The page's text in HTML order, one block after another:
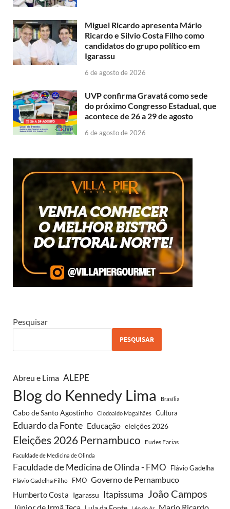
Miguel Ricardo apresenta Mário
Ricardo e Silvio Costa Filho como
candidatos do grupo político em
Igarassu
6 de agosto de 2026
UVP confirma Gravatá como sede
do próximo Congresso Estadual, que
acontece de 26 a 29 de agosto
6 de agosto de 2026
Pesquisar
PESQUISAR
Abreu e Lima ALEPE
Blog do Kennedy Lima Brasília
Cabo de Santo Agostinho Clodoaldo Magalhães Cultura
Eduardo da Fonte Educação eleições 2026
Eleições 2026 Pernambuco Eudes Farias
Faculdade de Medicina de Olinda
Faculdade de Medicina de Olinda - FMO Flávio Gadelha
Flávio Gadelha Filho FMO Governo de Pernambuco
Humberto Costa Igarassu Itapissuma João Campos